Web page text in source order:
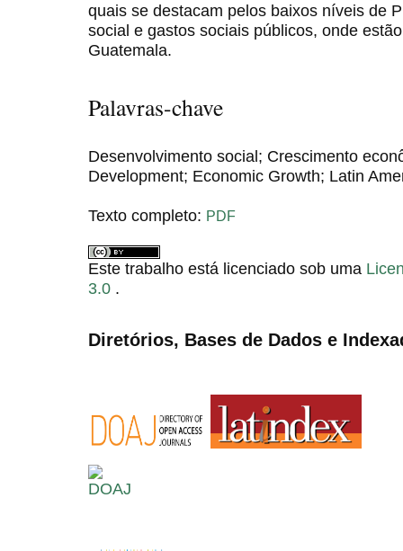
quais se destacam pelos baixos níveis de
social e gastos sociais públicos, onde
Guatemala.
Palavras-chave
Desenvolvimento social; Crescimento
Development; Economic Growth; Latin
Texto completo: PDF
Este trabalho está licenciado sob uma
3.0 .
Diretórios, Bases de Dados e